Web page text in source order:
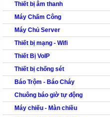
Thiết bị âm thanh
Máy Chấm Công
Máy Chủ Server
Thiết bị mạng - Wifi
Thiết Bị VoIP
Thiết bị chống sét
Báo Trộm - Báo Cháy
Chuông báo giờ tự động
Máy chiếu - Màn chiều